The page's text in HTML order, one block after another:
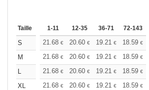
Taille 1-11 12-35 36-71 72-143
S 21.68 € 20.60 € 19.21 € 18.59 €
M
21.68 € 20.60 € 19.21 € 18.59 €
L
21.68 € 20.60 € 19.21 € 18.59 €
XL
21.68 € 20.60 € 19.21 € 18.59 €